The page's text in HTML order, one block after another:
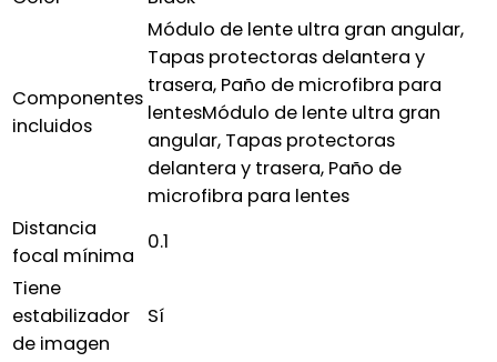
Componentes
incluidos
Módulo de lente ultra gran angular,
Tapas protectoras delantera y
trasera, Paño de microfibra para
lentesMódulo de lente ultra gran
angular, Tapas protectoras
delantera y trasera, Paño de
microfibra para lentes
Distancia
focal mínima
0.1
Tiene
estabilizador
de imagen
Sí